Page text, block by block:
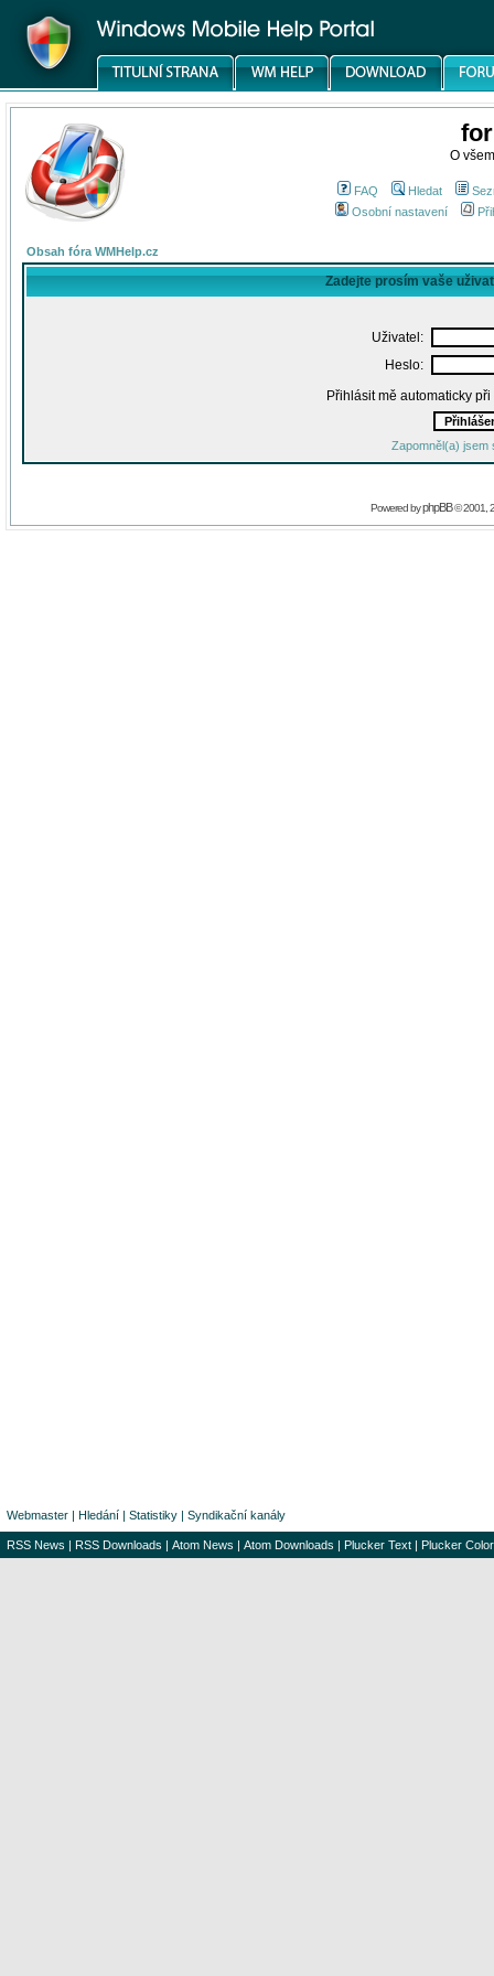
O
FAQ Hledat
Osobní nastavení
Obsah fóra WMHelp.cz
Zadejte prosím vaše
Uživatel:
Heslo:
Přihlásit mě automaticky
Zapomněl(a) jsem
Powered byphpBB© 2001,
Webmaster | Hledání | Statistiky | Syndikační kanály
RSS News | RSS Downloads | Atom News | Atom Downloads | Plucker Text | Plucker Color